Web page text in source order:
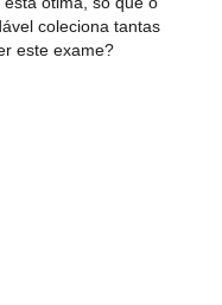
coleciona tantas
este exame?